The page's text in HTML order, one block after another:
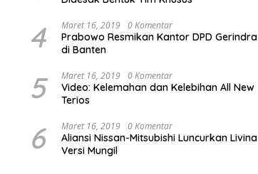
4 Maret 16, 2019 0 Komentar
Prabowo Resmikan Kantor DPD Gerindra
di Banten
5 Maret 16, 2019 0 Komentar
Video: Kelemahan dan Kelebihan All New
Terios
6 Maret 16, 2019 0 Komentar
Aliansi Nissan-Mitsubishi Luncurkan Livina
Versi Mungil